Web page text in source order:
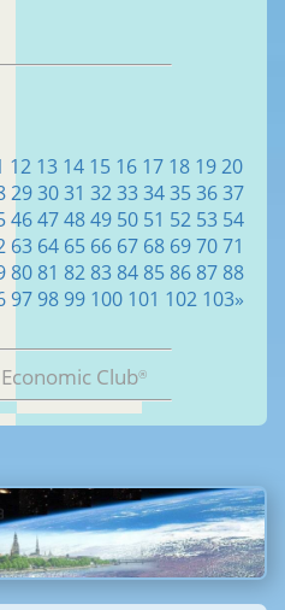
12 13 14 15 16 17 18 19 20
293031 323334353637
46474849 50 51 52 53 54
63 64 65 66 67 68 697071
80 81 82 83 84 85 86 87 88
97 98 99 100 101 102 103»
Club®